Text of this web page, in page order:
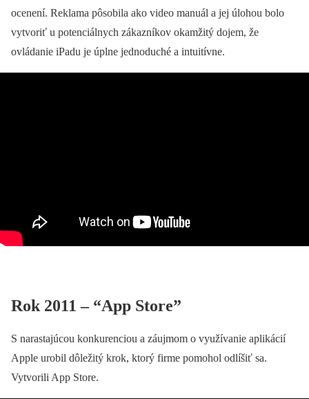
ocenení. Reklama pôsobila ako video manuál a jej úlohou bolo
vytvoriť u potenciálnych zákazníkov okamžitý dojem, že
ovládanie iPadu je úplne jednoduché a intuitívne.
Rok 2011 – “App Store”
S narastajúcou konkurenciou a záujmom o využívanie aplikácií
Apple urobil dôležitý krok, ktorý firme pomohol odlíšiť sa.
Vytvorili App Store.